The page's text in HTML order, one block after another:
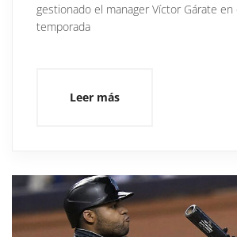
gestionado el manager Víctor Gárate
temporada
Leer más